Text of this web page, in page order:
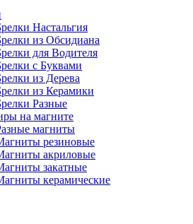
Настальгия
из Обсидиана
для Водителя
с Буквами
из Дерева
из Керамики
Разные
на магните
магниты
резиновые
акриловые
закатные
керамические